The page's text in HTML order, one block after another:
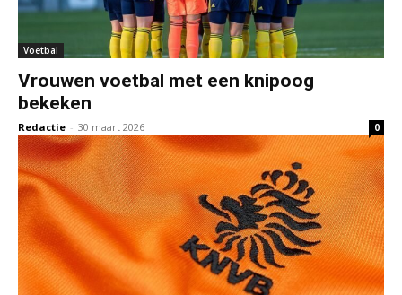
Voetbal
Vrouwen voetbal met een knipoog
bekeken
Redactie - 30 maart 2026 0